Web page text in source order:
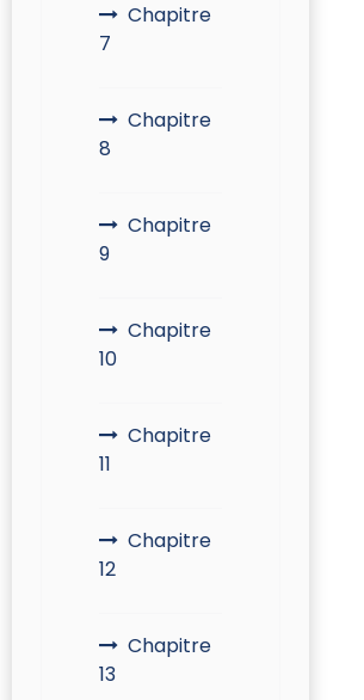
Chapitre
7
Chapitre
8
Chapitre
9
Chapitre
10
Chapitre
11
Chapitre
12
Chapitre
13